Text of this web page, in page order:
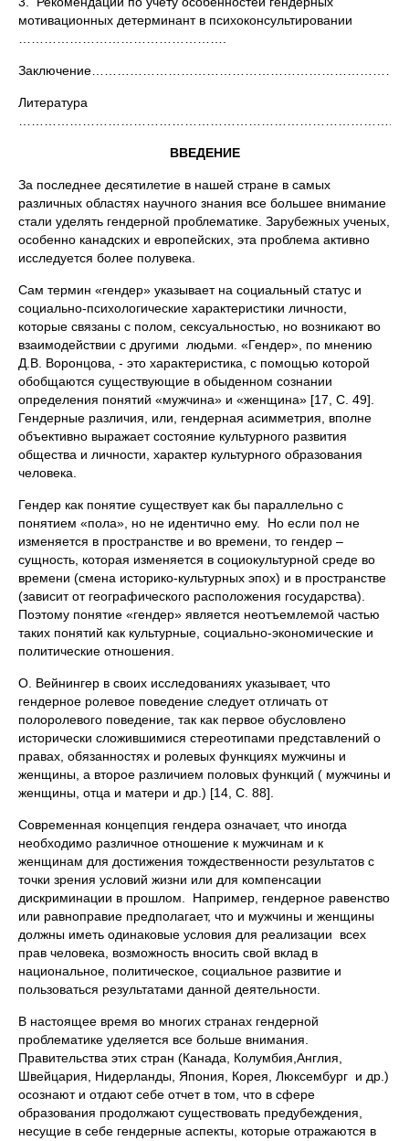
мотивационных детерминант в психоконсультировании
Литература
ВВЕДЕНИЕ
За последнее десятилетие в нашей стране в самых
различных областях научного знания все большее внимание
стали уделять гендерной проблематике. Зарубежных ученых,
особенно канадских и европейских, эта проблема активно
исследуется более полувека.
Сам термин «гендер» указывает на социальный статус и
социально-психологические характеристики личности,
которые связаны с полом, сексуальностью, но возникают во
взаимодействии с другими людьми. «Гендер», по мнению
Д.В. Воронцова, - это характеристика, с помощью которой
обобщаются существующие в обыденном сознании
определения понятий «мужчина» и «женщина» [17, С. 49].
Гендерные различия, или, гендерная асимметрия, вполне
объективно выражает состояние культурного развития
общества и личности, характер культурного образования
человека.
Гендер как понятие существует как бы параллельно с
понятием «пола», но не идентично ему. Но если пол не
изменяется в пространстве и во времени, то гендер –
сущность, которая изменяется в социокультурной среде во
времени (смена историко-культурных эпох) и в пространстве
(зависит от географического расположения государства).
Поэтому понятие «гендер» является неотъемлемой частью
таких понятий как культурные, социально-экономические и
политические отношения.
О. Вейнингер в своих исследованиях указывает, что
гендерное ролевое поведение следует отличать от
полоролевого поведение, так как первое обусловлено
исторически сложившимися стереотипами представлений о
правах, обязанностях и ролевых функциях мужчины и
женщины, а второе различием половых функций ( мужчины и
женщины, отца и матери и др.) [14, С. 88].
Современная концепция гендера означает, что иногда
необходимо различное отношение к мужчинам и к
женщинам для достижения тождественности результатов с
точки зрения условий жизни или для компенсации
дискриминации в прошлом. Например, гендерное равенство
или равноправие предполагает, что и мужчины и женщины
должны иметь одинаковые условия для реализации всех
прав человека, возможность вносить свой вклад в
национальное, политическое, социальное развитие и
пользоваться результатами данной деятельности.
В настоящее время во многих странах гендерной
проблематике уделяется все больше внимания.
Правительства этих стран (Канада, Колумбия,Англия,
Швейцария, Нидерланды, Япония, Корея, Люксембург и др.)
осознают и отдают себе отчет в том, что в сфере
образования продолжают существовать предубеждения,
несущие в себе гендерные аспекты, которые отражаются в